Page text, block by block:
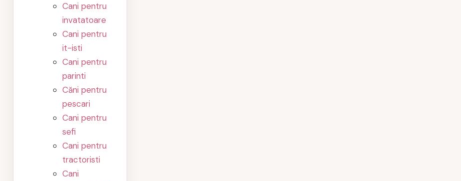
Cani pentru
invatatoare
Cani pentru
it-isti
Cani pentru
parinti
Căni pentru
pescari
Cani pentru
sefi
Cani pentru
tractoristi
Cani